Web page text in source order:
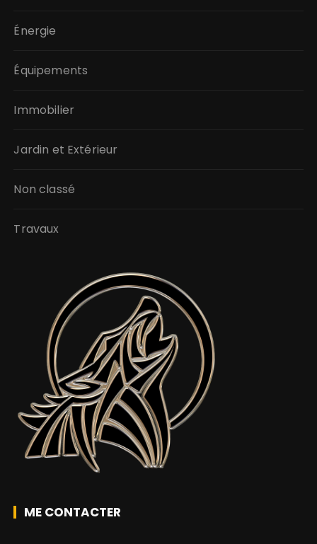
Énergie
Équipements
Immobilier
Jardin et Extérieur
Non classé
Travaux
ME CONTACTER